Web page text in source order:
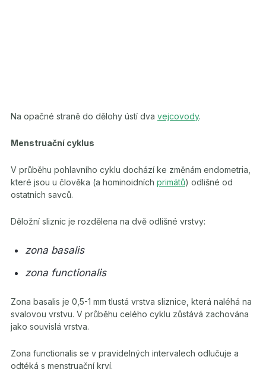
Na opačné straně do dělohy ústí dva vejcovody.
Menstruační cyklus
V průběhu pohlavního cyklu dochází ke změnám endometria,
které jsou u člověka (a hominoidních primátů) odlišné od
ostatních savců.
Děložní sliznic je rozdělena na dvě odlišné vrstvy:
zona basalis
zona functionalis
Zona basalis je 0,5-1 mm tlustá vrstva sliznice, která naléhá na
svalovou vrstvu. V průběhu celého cyklu zůstává zachována
jako souvislá vrstva.
Zona functionalis se v pravidelných intervalech odlučuje a
odtéká s menstruační krví.